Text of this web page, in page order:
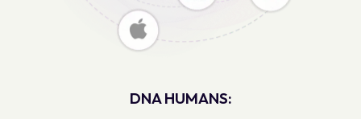
DNA HUMANS: